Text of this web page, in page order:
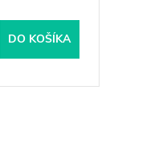
DO KOŠÍKA